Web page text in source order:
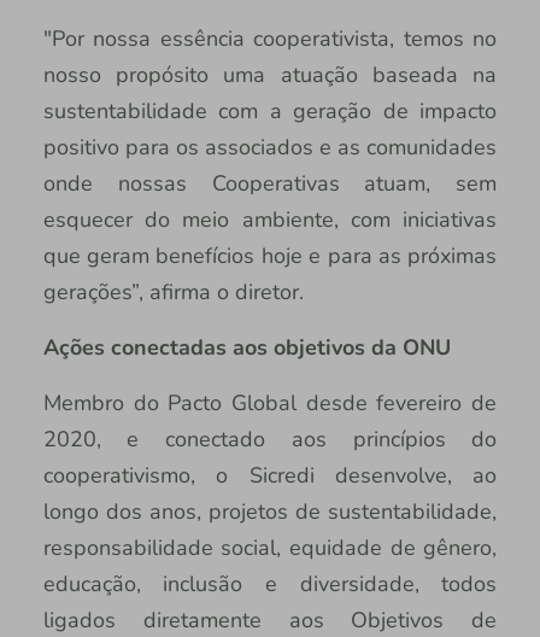
"Por nossa essência cooperativista, temos no
nosso propósito uma atuação baseada na
sustentabilidade com a geração de impacto
positivo para os associados e as comunidades
onde nossas Cooperativas atuam, sem
esquecer do meio ambiente, com iniciativas
que geram benefícios hoje e para as próximas
gerações”, afirma o diretor.
Ações conectadas aos objetivos da ONU
Membro do Pacto Global desde fevereiro de
2020, e conectado aos princípios do
cooperativismo, o Sicredi desenvolve, ao
longo dos anos, projetos de sustentabilidade,
responsabilidade social, equidade de gênero,
educação, inclusão e diversidade, todos
ligados diretamente aos Objetivos de